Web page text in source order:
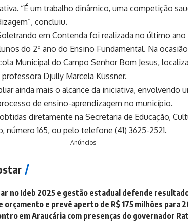
“É um trabalho dinâmico, uma competição
concluiu.
em Contenda foi realizada no último
do 2º ano do Ensino Fundamental. Na
Municipal do Campo Senhor Bom Jesus,
Djully Marcela Küssner.
ainda mais o alcance da iniciativa, envolvendo
de ensino-aprendizagem no município.
diretamente na Secretaria de Educação,
número 165, ou pelo telefone (41) 3625-2521.
Anúncios
no Ideb 2025 e gestão estadual defende
orçamento e prevê aperto de R$ 175 milhões para
em Araucária com presenças do governador